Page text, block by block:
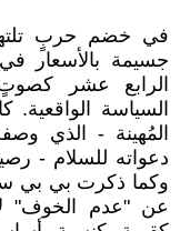
في خضم حربٍ
جسيمة بالأسعار في
الرابع عشر كصوتٍ
السياسة
المُهينة - الذي
دعواته للسلام -
وكما ذكرت بي بي سي
عن "عدم الخوف"